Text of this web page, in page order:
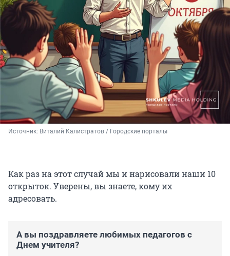
Источник: Виталий Калистратов / Городские порталы
Как раз на этот случай мы и нарисовали наши 10
открыток. Уверены, вы знаете, кому их
адресовать.
А вы поздравляете любимых педагогов с
Днем учителя?